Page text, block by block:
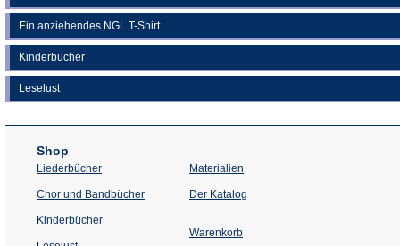
Ein anziehendes NGL T-Shirt
Kinderbücher
Leselust
Shop
Liederbücher
Chor und Bandbücher
Kinderbücher
Materialien
Der Katalog
Warenkorb